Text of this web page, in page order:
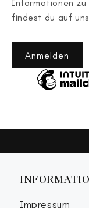
Informationen zu
findest du auf
Anmelden
Impressum